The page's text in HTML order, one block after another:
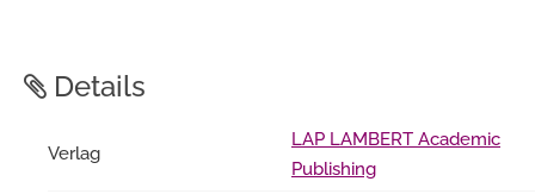
Details
Verlag
LAP LAMBERT Academic
Publishing